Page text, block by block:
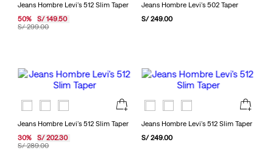
Jeans Hombre Levi's 512 Slim Taper
S/ 299.00
50% S/ 149.50
Jeans Hombre Levi's 502 Taper
S/ 249.00
Jeans Hombre Levi's 512 Slim Taper
S/ 289.00
30% S/ 202.30
Jeans Hombre Levi's 512 Slim Taper
S/ 249.00